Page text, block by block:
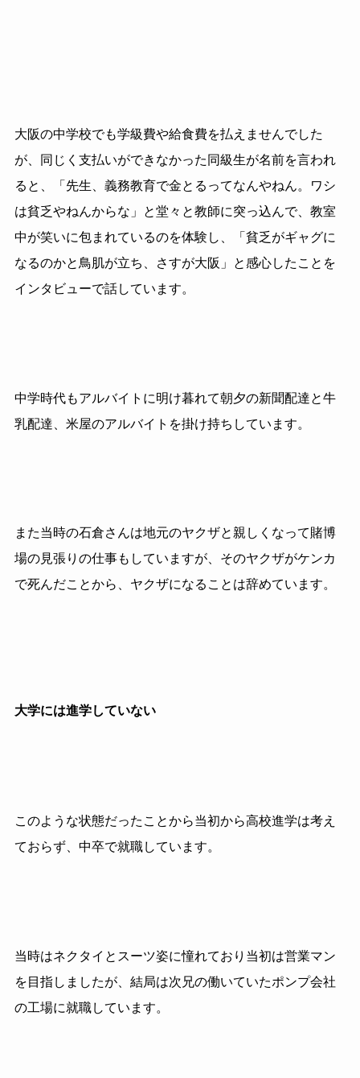
大阪の中学校でも学級費や給食費を払えませんでした
が、同じく支払いができなかった同級生が名前を言われ
ると、「先生、義務教育で金とるってなんやねん。ワシ
は貧乏やねんからな」と堂々と教師に突っ込んで、教室
中が笑いに包まれているのを体験し、「貧乏がギャグに
なるのかと鳥肌が立ち、さすが大阪」と感心したことを
インタビューで話しています。
中学時代もアルバイトに明け暮れて朝夕の新聞配達と牛
乳配達、米屋のアルバイトを掛け持ちしています。
また当時の石倉さんは地元のヤクザと親しくなって賭博
場の見張りの仕事もしていますが、そのヤクザがケンカ
で死んだことから、ヤクザになることは辞めています。
大学には進学していない
このような状態だったことから当初から高校進学は考え
ておらず、中卒で就職しています。
当時はネクタイとスーツ姿に憧れており当初は営業マン
を目指しましたが、結局は次兄の働いていたポンプ会社
の工場に就職しています。